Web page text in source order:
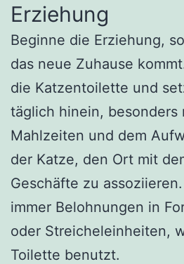
Erziehung
Beginne die Erziehung,
das neue Zuhause
die Katzentoilette und
täglich hinein, besonders
Mahlzeiten und dem
der Katze, den Ort mit
Geschäfte zu
immer Belohnungen in
oder Streicheleinheiten,
Toilette benutzt.